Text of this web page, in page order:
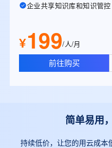
企业共享知识库和知识管控
¥199/人/月
前往购买
简单易用
持续低价，让您的用云成本